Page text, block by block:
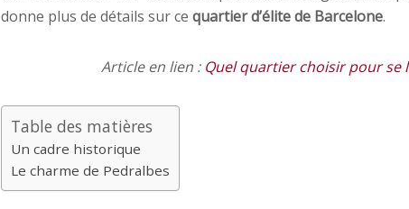
donne plus de détails sur ce quartier d’élite de Barcelone.
Article en lien : Quel quartier choisir pour se
Table des matières
Un cadre historique
Le charme de Pedralbes